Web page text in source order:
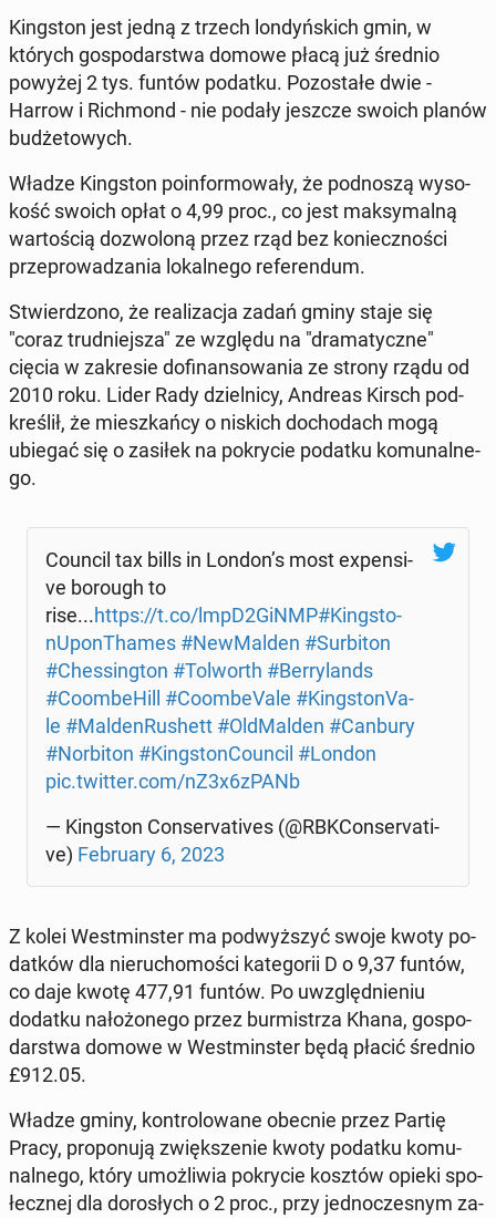
King­ston jest jedną z trzech lon­dyń­skich gmin, w
których go­spo­dar­stwa domowe płacą już średnio
powyżej 2 tys. funtów podatku. Po­zo­sta­łe dwie -
Harrow i Rich­mond - nie podały jeszcze swoich planów
bu­dże­to­wych.
Władze King­ston po­in­for­mo­wa­ły, że pod­no­szą wy­so­
kość swoich opłat o 4,99 proc., co jest mak­sy­mal­ną
war­to­ścią do­zwo­lo­ną przez rząd bez ko­niecz­no­ści
prze­pro­wa­dza­nia lo­kal­ne­go re­fe­ren­dum.
Stwier­dzo­no, że re­ali­za­cja zadań gminy staje się
"coraz trud­niej­sza" ze względu na "dra­ma­tycz­ne"
cięcia w za­kre­sie do­fi­nan­so­wa­nia ze strony rządu od
2010 roku. Lider Rady dziel­ni­cy, Andreas Kirsch pod­
kre­ślił, że miesz­kań­cy o niskich do­cho­dach mogą
ubiegać się o zasiłek na po­kry­cie podatku ko­mu­nal­ne­
go.
Council tax bills in London’s most expen­si­
ve borough to
rise...https://t.co/lmpD2GiNMP#King­sto­
nU­pon­Tha­mes #New­Mal­den #Sur­bi­ton
#Ches­sing­ton #Tol­worth #Ber­ry­lands
#Co­om­be­Hill
#Co­om­be­Va­le #King­sto­nVa­
le #Mal­den­Ru­shett #Old­Mal­den #Canbury
#Nor­bi­ton #King­ston­Co­un­cil #London
pic.twitter.com/nZ3x6zPANb
— King­ston Con­se­rva­ti­ves (@RBK­Con­se­rva­ti­
ve) Fe­bru­ary 6, 2023
Z kolei West­min­ster ma pod­wyż­szyć swoje kwoty po­
dat­ków dla nie­ru­cho­mo­ści ka­te­go­rii D o 9,37 funtów,
co daje kwotę 477,91 funtów. Po uwzględ­nie­niu
dodatku na­ło­żo­ne­go przez bur­mi­strza Khana, go­spo­
dar­stwa domowe w West­min­ster będą płacić średnio
£912.05.
Władze gminy, kon­tro­lo­wa­ne obecnie przez Partię
Pracy, pro­po­nu­ją zwięk­sze­nie kwoty podatku ko­mu­
nal­ne­go, który umoż­li­wia po­kry­cie kosztów opieki spo­
łecz­nej dla do­ro­słych o 2 proc., przy jed­no­cze­snym za­